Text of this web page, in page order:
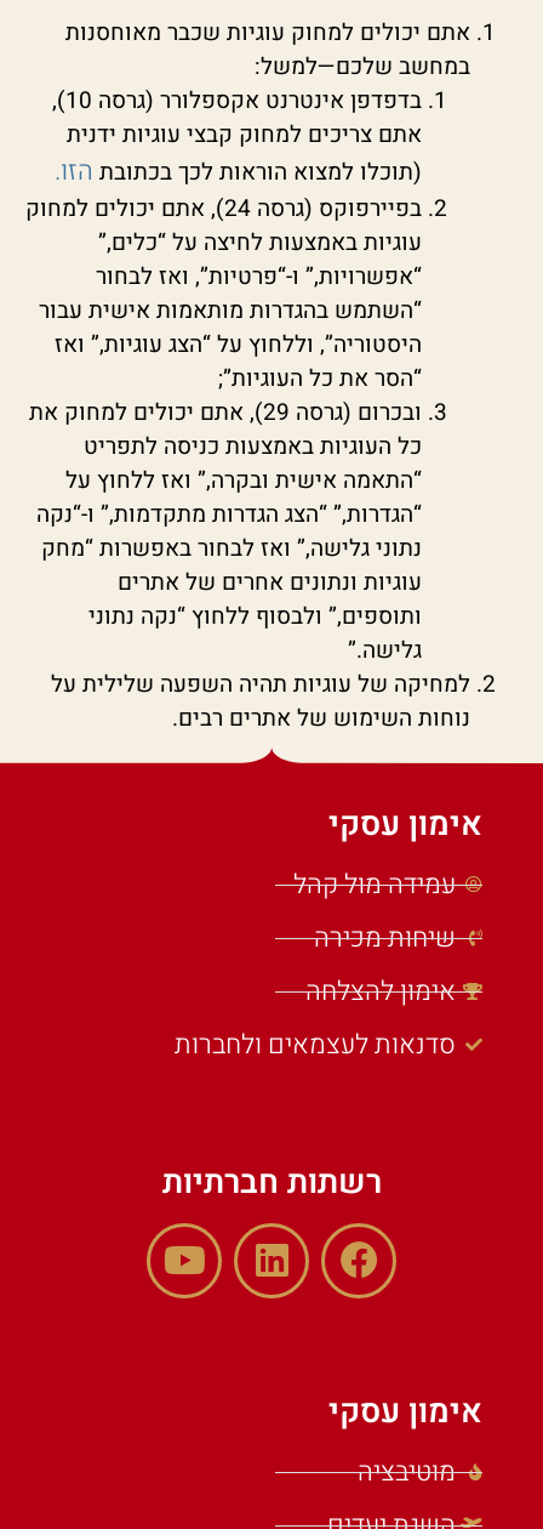
אתם יכולים למחוק עוגיות שכבר מאוחסנות
במחשב שלכם—למשל:
בדפדפן אינטרנט אקספלורר (גרסה 10),
אתם צריכים למחוק קבצי עוגיות ידנית
(תוכלו למצוא הוראות לכך בכתובת הזו.
בפיירפוקס (גרסה 24), אתם יכולים למחוק
עוגיות באמצעות לחיצה על “כלים,”
“אפשרויות,” ו-“פרטיות”, ואז לבחור
“השתמש בהגדרות מותאמות אישית עבור
היסטוריה”, וללחוץ על “הצג עוגיות,” ואז
“הסר את כל העוגיות”;
ובכרום (גרסה 29), אתם יכולים למחוק את
כל העוגיות באמצעות כניסה לתפריט
“התאמה אישית ובקרה,” ואז ללחוץ על
“הגדרות,” “הצג הגדרות מתקדמות,” ו-“נקה
נתוני גלישה,” ואז לבחור באפשרות “מחק
עוגיות ונתונים אחרים של אתרים
ותוספים,” ולבסוף ללחוץ “נקה נתוני
גלישה.”
למחיקה של עוגיות תהיה השפעה שלילית על
נוחות השימוש של אתרים רבים.
אימון עסקי
עמידה מול קהל
שיחות מכירה
אימון להצלחה
סדנאות לעצמאים ולחברות
רשתות חברתיות
אימון עסקי
מוטיבציה